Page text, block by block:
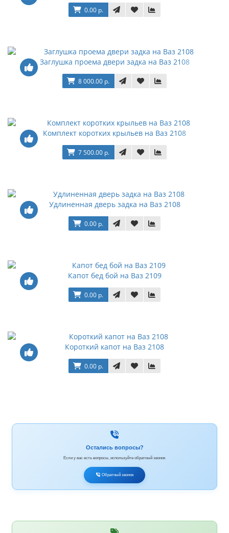
0.00 р.
Заглушка проема двери задка на Ваз 2108
8 000.00 р.
Комплект коротких крыльев на Ваз 2108
7 500.00 р.
Удлиненная дверь задка на Ваз 2108
0.00 р.
Капот бед бой на Ваз 2109
0.00 р.
Короткий капот на Ваз 2108
0.00 р.
Остались вопросы?
Если у вас есть вопросы, используйте обратный звонок
Обратный звонок